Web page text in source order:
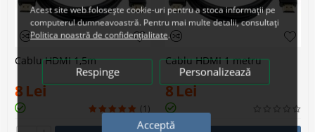
Cablu HDMI 1,5m
8 Lei
(1)
Cablu HDMI 1 metru
8Lei
Acest site web folosește cookie-uri pentru a stoca informații pe
computerul dumneavoastră. Pentru mai multe detalii, consultați
Politica noastră de confidențialitate.
Respinge Personalizează
Acceptă